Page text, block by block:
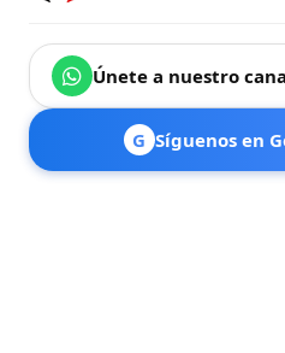
Únete a nuestro
G Síguenos en